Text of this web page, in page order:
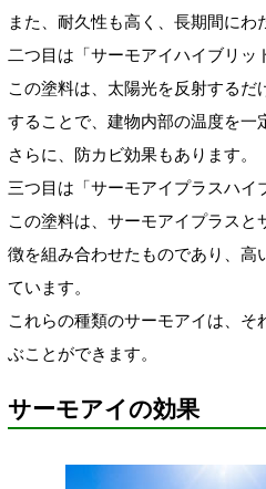
また、耐久性も高く、長期間にわ
二つ目は「サーモアイハイブリッ
この塗料は、太陽光を反射するだ
することで、建物内部の温度を一
さらに、防カビ効果もあります。
三つ目は「サーモアイプラスハイ
この塗料は、サーモアイプラス
徴を組み合わせたものであり、高
ています。
これらの種類のサーモアイは、そ
ぶことができます。
サーモアイの効果